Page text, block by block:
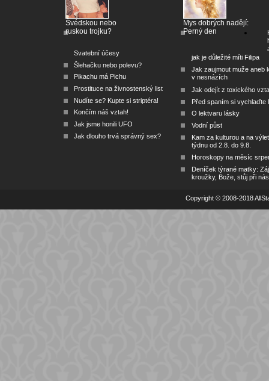
Švédskou nebo
ruskou trojku?
Svatební účesy
Šlehačku nebo polevu?
Pikachu má Pichu
Prostituce na živnostenský list
Nudíte se? Kupte si striptéra!
Končím náš vztah!
Jak jsme honili UFO
Jak dlouho trvá správný sex?
Mys dobrých nadějí:
Perný den
jak je důležité míti Filipa
Jak zaujmout muže aneb
v nesnázích
Jak odejít z toxického
Před spaním si vychlaďte
O lektvaru lásky
Vodní půst
Kam za kulturou a na
týdnu od 2.8. do 9.8.
Horoskopy na měsíc
Deníček týrané matky:
kroužky, Bože, stůj při nás
Copyright © 2008-2018